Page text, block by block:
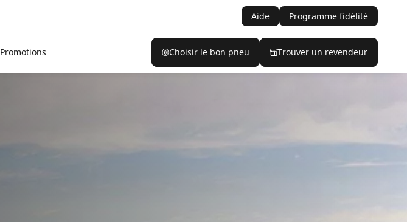
Aide Programme fidélité
Promotions Choisir le bon pneu Trouver un revendeur